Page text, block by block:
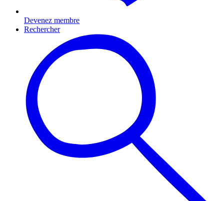
Devenez membre
Rechercher